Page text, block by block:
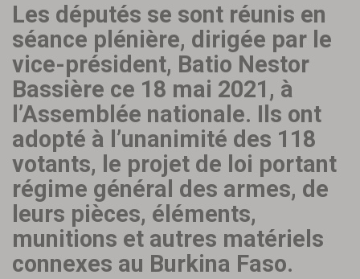
Les députés se sont réunis en
séance plénière, dirigée par le
vice-président, Batio Nestor
Bassière ce 18 mai 2021, à
l’Assemblée nationale. Ils ont
adopté à l’unanimité des 118
votants, le projet de loi portant
régime général des armes, de
leurs pièces, éléments,
munitions et autres matériels
connexes au Burkina Faso.